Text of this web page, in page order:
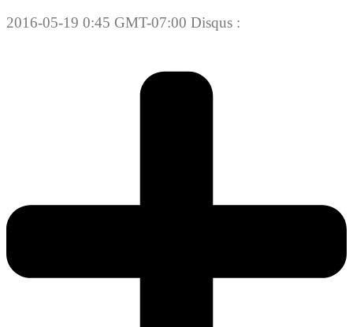
2016-05-19 0:45 GMT-07:00 Disqus :